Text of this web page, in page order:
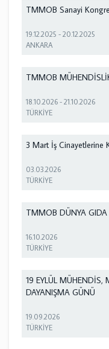
TMMOB Sanayi
19.12.2025 -20.12.2025
ANKARA
TMMOB
18.10.2026 -21.10.2026
TÜRKİYE
3 Mart İş Cinayetlerine
03.03.2026
TÜRKİYE
TMMOB DÜNYA GIDA
16.10.2026
TÜRKİYE
19 EYLÜL MÜHENDİS,
DAYANIŞMA GÜNÜ
19.09.2026
TÜRKİYE